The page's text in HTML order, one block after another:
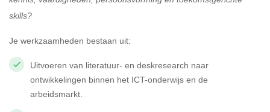
skills?
Je werkzaamheden bestaan uit:
Uitvoeren van literatuur- en deskresearch naar
ontwikkelingen binnen het ICT-onderwijs en de
arbeidsmarkt.